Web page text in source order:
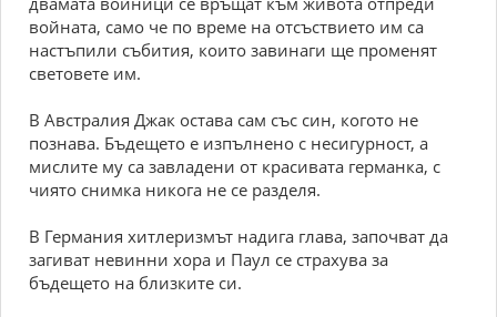
войната, само че по време на отсъствието им са
настъпили събития, които завинаги ще променят
световете им.
В Австралия Джак остава сам със син, когото не
познава. Бъдещето е изпълнено с несигурност, а
мислите му са завладени от красивата германка, с
чиято снимка никога не се разделя.
В Германия хитлеризмът надига глава, започват да
загиват невинни хора и Паул се страхува за
бъдещето на близките си.